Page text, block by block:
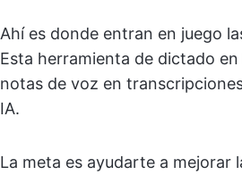
Ahí es donde entran en juego
Esta herramienta de dictado
notas de voz en
IA.
La meta es ayudarte a mejorar